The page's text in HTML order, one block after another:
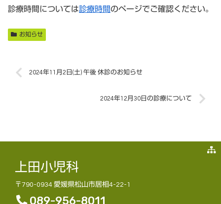
診療時間については診療時間のページでご確認ください。
お知らせ
2024年11月2日(土) 午後 休診のお知らせ
2024年12月30日の診療について
上田小児科
〒790-0934 愛媛県松山市居相4-22-1
089-956-8011